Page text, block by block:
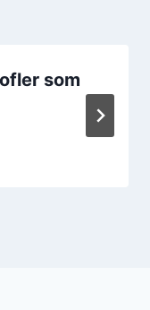
som